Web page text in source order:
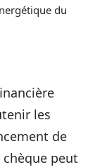
du
les
de
chèque peut